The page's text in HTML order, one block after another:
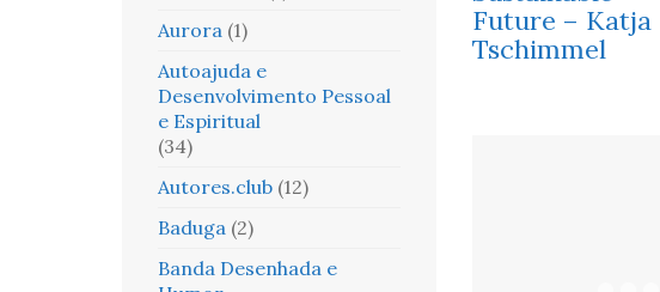
Future – Katja
Tschimmel
Aurora (1)
Autoajuda e
Desenvolvimento Pessoal
e Espiritual
(34)
Autores.club (12)
Baduga (2)
Banda Desenhada e